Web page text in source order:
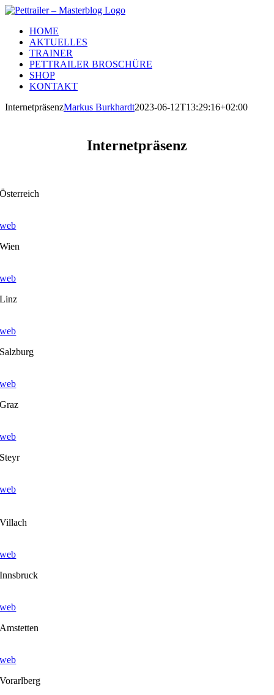
Zum
springenHOME
AKTUELLES
TRAINER
PETTRAILER BROSCHÜRE
SHOP
KONTAKT
InternetpräsenzMarkus Burkhardt2023-06-12T13:29:16+02:00
Internetpräsenz
Österreich
web
Wien
web
Linz
web
Salzburg
web
Graz
web
Steyr
web
Villach
web
Innsbruck
web
Amstetten
web
Vorarlberg